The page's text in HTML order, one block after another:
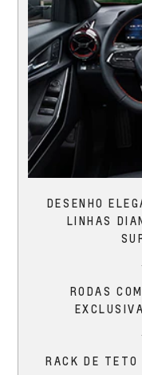
DESENHO
LINHAS
RODAS
RACK DE